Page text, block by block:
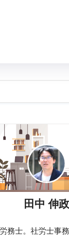
田中 伸政
務士。社労士事